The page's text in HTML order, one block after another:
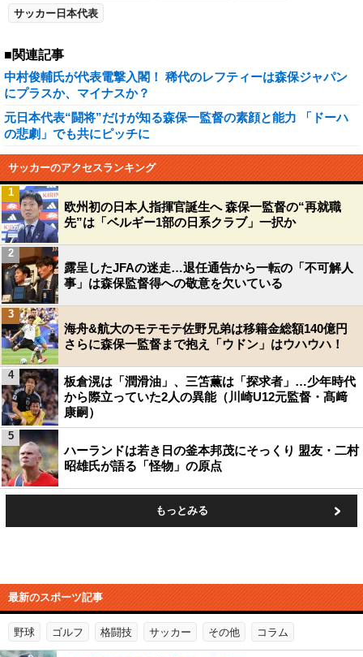
サッカー日本代表
■関連記事
中村俊輔氏が代表電撃入閣！ 稀代のレフティーは森保ジャパン
にプラスか、マイナスか？
元日本代表“闘将”だけが知る森保一監督の素顔と能力 「ドーハ
の悲劇」でも共にピッチに
サッカーのアクセスランキング
欧州初の日本人指揮官誕生へ 森保一監督の“再就職
先”は「ベルギー1部の日系クラブ」一択か
1
露呈したJFAの迷走…退任通告から一転の「不可解人
事」は森保監督得への敬意を欠いている
2
海舟&航大のモテモテ佐野兄弟は移籍金総額140億円
さらに森保一監督まで抱え「ウドン」はウハウハ！
3
板倉滉は「潤滑油」、三笘薫は「探求者」…少年時代
から際立っていた2人の異能（川崎U12元監督・髙﨑
康嗣）
4
ハーランドは若き日の釜本邦茂にそっくり 盟友・二村
昭雄氏が語る「怪物」の原点
5
もっとみる
最新のスポーツ記事
野球 ゴルフ 格闘技 サッカー その他 コラム